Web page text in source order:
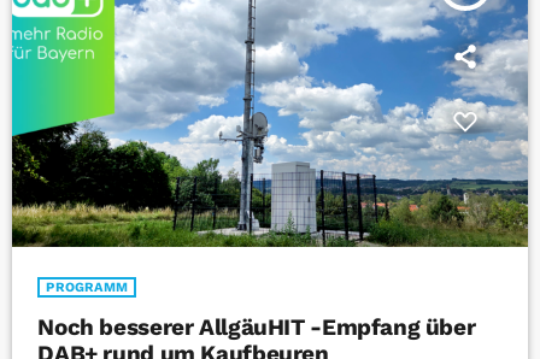
PROGRAMM
Noch besserer AllgäuHIT -Empfang über